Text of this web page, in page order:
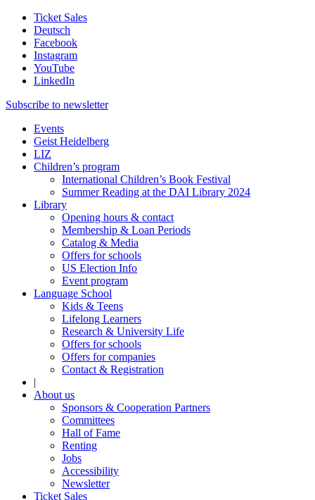
Ticket Sales
Deutsch
Facebook
Instagram
YouTube
LinkedIn
Subscribe to newsletter
Events
Geist Heidelberg
LIZ
Children’s program
International Children’s Book Festival
Summer Reading at the DAI Library 2024
Library
Opening hours & contact
Membership & Loan Periods
Catalog & Media
Offers for schools
US Election Info
Event program
Language School
Kids & Teens
Lifelong Learners
Research & University Life
Offers for schools
Offers for companies
Contact & Registration
|
About us
Sponsors & Cooperation Partners
Committees
Hall of Fame
Renting
Jobs
Accessibility
Newsletter
Ticket Sales